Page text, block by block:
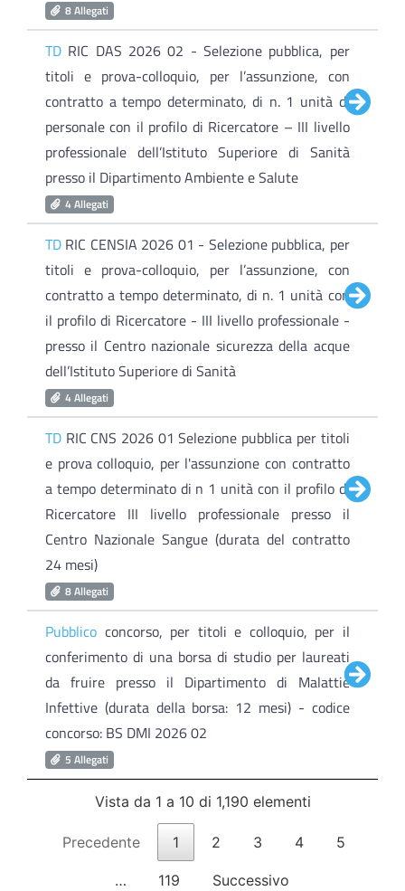
8 Allegati
TD RIC DAS 2026 02 - Selezione pubblica, per
titoli e prova-colloquio, per l’assunzione, con
contratto a tempo determinato, di n. 1 unità di
personale con il profilo di Ricercatore – III livello
professionale dell’Istituto Superiore di Sanità
presso il Dipartimento Ambiente e Salute
4 Allegati
TD RIC CENSIA 2026 01 - Selezione pubblica, per
titoli e prova-colloquio, per l’assunzione, con
contratto a tempo determinato, di n. 1 unità con
il profilo di Ricercatore - III livello professionale -
presso il Centro nazionale sicurezza della acque
dell’Istituto Superiore di Sanità
4 Allegati
TD RIC CNS 2026 01 Selezione pubblica per titoli
e prova colloquio, per l'assunzione con contratto
a tempo determinato di n 1 unità con il profilo di
Ricercatore III livello professionale presso il
Centro Nazionale Sangue (durata del contratto
24 mesi)
8 Allegati
Pubblico concorso, per titoli e colloquio, per il
conferimento di una borsa di studio per laureati
da fruire presso il Dipartimento di Malattie
Infettive (durata della borsa: 12 mesi) - codice
concorso: BS DMI 2026 02
5 Allegati
Vista da 1 a 10 di 1,190 elementi
Precedente 1 2 3 4 5
… 119 Successivo